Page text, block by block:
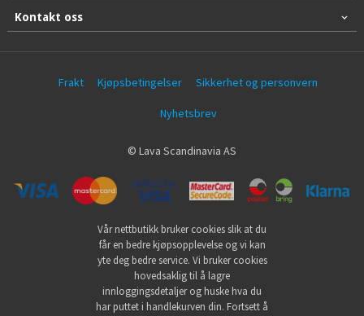
Kontakt oss
Frakt Kjøpsbetingelser Sikkerhet og personvern
Nyhetsbrev
© Lava Scandinavia AS
Vår nettbutikk bruker cookies slik at du
får en bedre kjøpsopplevelse og vi kan
yte deg bedre service. Vi bruker cookies
hovedsaklig til å lagre
innloggingsdetaljer og huske hva du
har puttet i handlekurven din. Fortsett å